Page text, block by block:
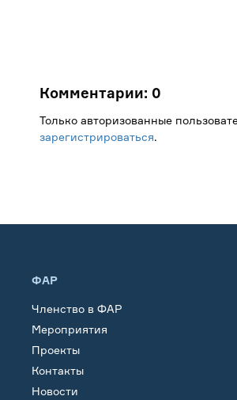
Комментарии: 0
Только авторизованные
зарегистрироваться.
ФАР
Членство в ФАР
Мероприятия
Проекты
Контакты
Новости